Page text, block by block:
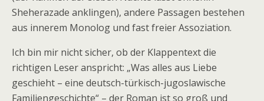
Sheherazade anklingen), andere Passagen bestehen
aus innerem Monolog und fast freier Assoziation.
Ich bin mir nicht sicher, ob der Klappentext die
richtigen Leser anspricht: „Was alles aus Liebe
geschieht – eine deutsch-türkisch-jugoslawische
Familiengeschichte“ – der Roman ist so groß und